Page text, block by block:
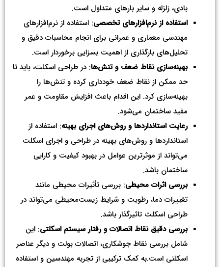
بادی، زلزله و سایر بارهای متداول است.
استفاده از نرم‌افزارهای تخصصی: استفاده از نرم‌افزارهای
مهندسی معماری و عمرانی برای انجام محاسبات دقیق و
تحلیل‌های بارگذاری از اهمیت بسزایی برخوردار است.
بهینه‌سازی نقاط ضعف و تنش‌ها: در طراحی اسکلت، باید تا
حد ممکن از نقاط ضعف خودداری کرده و تنش‌ها را
بهینه‌سازی کرد. این اقدام باعث افزایش مقاومت و عمر
مفید ساختمان می‌شود.
رعایت استانداردها و روش‌های اجرای بهینه: استفاده از
استانداردها و روش‌های بهینه در طراحی و اجرای اسکلت
می‌تواند از موثرترین عوامل در بهبود کیفیت و کارایی
ساختمان باشد.
بررسی اثرات محیطی: بررسی تأثیرات محیطی مانند
تغییرات دما، رطوبت و شرایط زیست‌محیطی می‌تواند در
طراحی اسکلت تاثیرگذار باشد.
بررسی دقیق نقاط اتصالات و رفتار سیستم اسکلتی: این
شامل بررسی نقاط جوشکاری، اتصالات بولت و دیگر عناصر
اسکلتی است.به کمک ترکیبی از تجربه مهندسین و استفاده